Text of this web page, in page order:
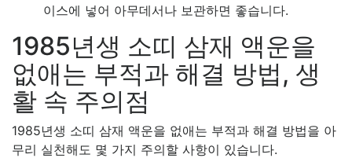
이스에 넣어 아무데서나 보관하면 좋습니다.
1985년생 소띠 삼재 액운을
없애는 부적과 해결 방법, 생
활 속 주의점
1985년생 소띠 삼재 액운을 없애는 부적과 해결 방법을 아
무리 실천해도 몇 가지 주의할 사항이 있습니다.